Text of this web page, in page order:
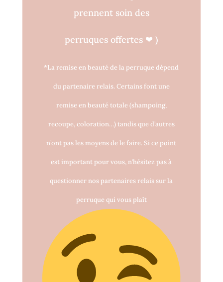
prennent soin des
perruques offertes ❤)
*La remise en beauté de la perruque dépend
du partenaire relais. Certains font une
remise en beauté totale (shampoing,
recoupe, coloration…) tandis que d’autres
n’ont pas les moyens de le faire. Si ce point
est important pour vous, n’hésitez pas à
questionner nos partenaires relais sur la
perruque qui vous plaît